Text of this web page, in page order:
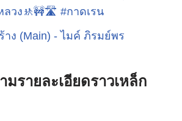
ลวง🚸🚧🛣️ #กาดเรน
ง (Main) - ไมค์ ภิรมย์พร
มรายละเอียดราวเหล็ก